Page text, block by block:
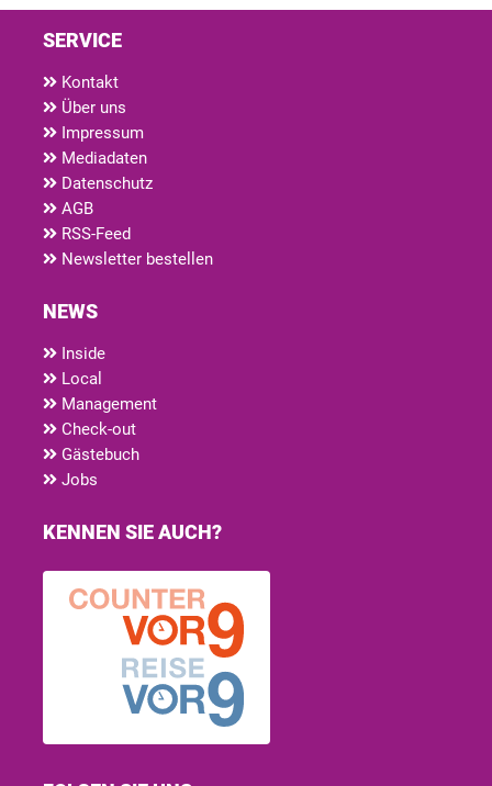
SERVICE
Kontakt
Über uns
Impressum
Mediadaten
Datenschutz
AGB
RSS-Feed
Newsletter bestellen
NEWS
Inside
Local
Management
Check-out
Gästebuch
Jobs
KENNEN SIE AUCH?